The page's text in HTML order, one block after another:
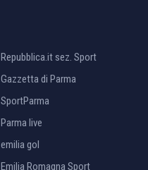
Repubblica.it sez. Sport
Gazzetta di Parma
SportParma
Parma live
emilia gol
Emilia Romagna Sport